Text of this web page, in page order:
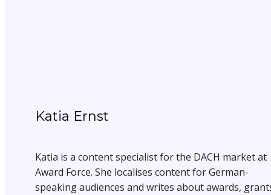
Katia Ernst
Katia is a content specialist for the DACH market at
Award Force. She localises content for German-
speaking audiences and writes about awards,